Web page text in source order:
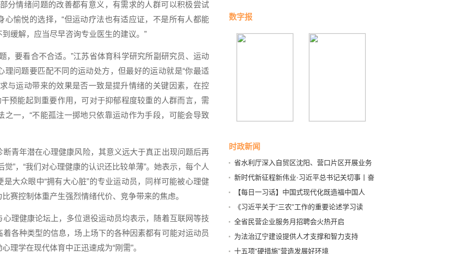
分情绪问题的改善都有意义，有需求的人群可以积极尝试
心愉悦的选择，“但运动疗法也有适应证，不是所有人都能
缓解，应当尽早咨询专业医生的建议。”
要看合不合适。”江苏省体育科学研究所副研究员、运动
理问题要匹配不同的运动处方，但最好的运动就是“你最适
与运动带来的效果是否一致是提升情绪的关键因素，在控
预能起到重要作用，可对于抑郁程度较重的人群而言，需
之一，“不能孤注一掷地只依靠运动作为手段，可能会导致
年潜在心理健康风险，其意义远大于真正出现问题后再
”，“我们对心理健康的认识还比较单薄”。她表示，每个人
大众眼中“拥有大心脏”的专业运动员，同样可能被心理健
赛控制体重产生强烈情绪代价、竞争带来的焦虑。
健康论坛上，多位退役运动员均表示，随着互联网等技
各种类型的信息，场上场下的各种因素都有可能对运动员
理学在现代体育中正迅速成为“刚需”。
数字报
时政新闻
省水利厅深入自贸区沈阳、营口片区开展业务
培训 确保省级赋权事项接得住、用得好
新时代新征程新伟业·习近平总书记关切事丨奋
力耕耘正当时——农业强国建设一线的四个故事
【每日一习话】中国式现代化既造福中国人
民、又促进世界共同发展
《习近平关于“三农”工作的重要论述学习读
本》出版发行
全省民营企业服务月招聘会火热开启
为法治辽宁建设提供人才支撑和智力支持
十五项“硬措施”营造发展好环境